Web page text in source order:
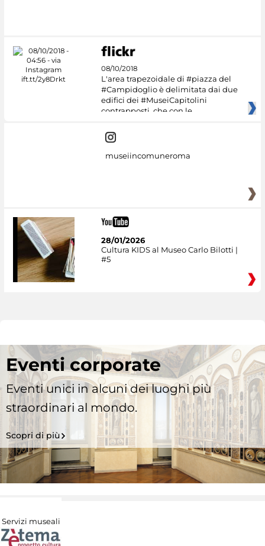
08/10/2018
L'area trapezoidale di #piazza del
#Campidoglio è delimitata dai due
edifici dei #MuseiCapitolini
contrapposti, che con le
museiincomuneroma
28/01/2026
Cultura KIDS al Museo Carlo Bilotti |
#5
Eventi corporate
Eventi unici in alcuni dei luoghi più
straordinari al mondo.
Scopri di più
Servizi museali